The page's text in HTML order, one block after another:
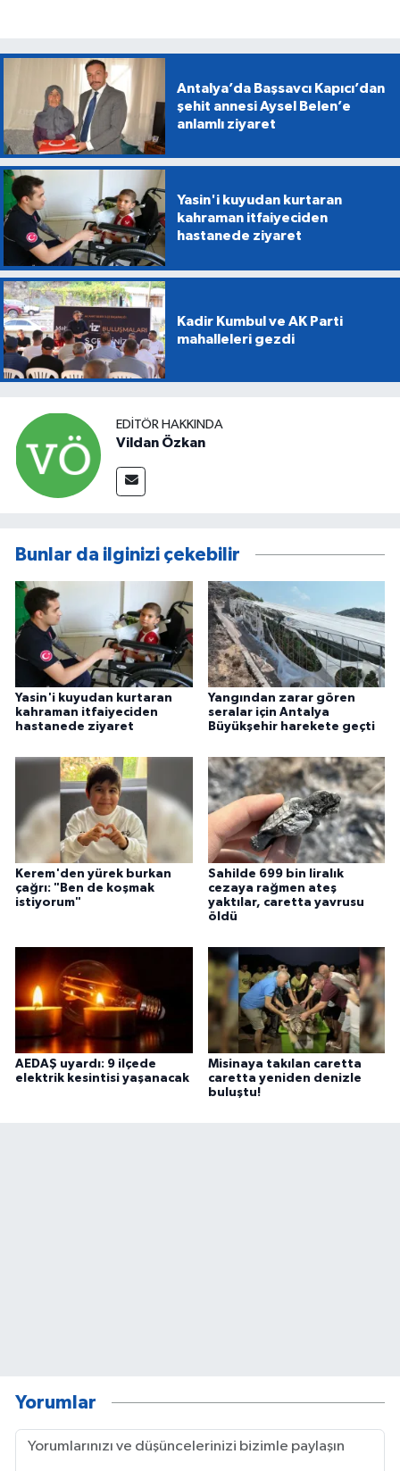
Antalya’da Başsavcı Kapıcı’dan
şehit annesi Aysel Belen’e
anlamlı ziyaret
Yasin'i kuyudan kurtaran
kahraman itfaiyeciden
hastanede ziyaret
Kadir Kumbul ve AK Parti
mahalleleri gezdi
EDITÖR HAKKINDA
Vildan Özkan
Bunlar da ilginizi çekebilir
Yasin'i kuyudan kurtaran
kahraman itfaiyeciden
hastanede ziyaret
Yangından zarar gören
seralar için Antalya
Büyükşehir harekete geçti
Kerem'den yürek burkan
çağrı: "Ben de koşmak
istiyorum"
Sahilde 699 bin liralık
cezaya rağmen ateş
yaktılar, caretta yavrusu
öldü
AEDAŞ uyardı: 9 ilçede
elektrik kesintisi yaşanacak
Misinaya takılan caretta
caretta yeniden denizle
buluştu!
Yorumlar